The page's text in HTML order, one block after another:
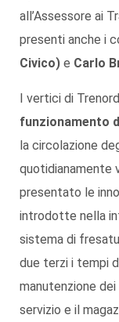
all’Assessore ai
presenti anche i
Civico) e Carlo
I vertici di
funzionamento
la circolazione
quotidianamente
presentato le
introdotte nella
sistema di
due terzi i tempi
manutenzione
servizio e il